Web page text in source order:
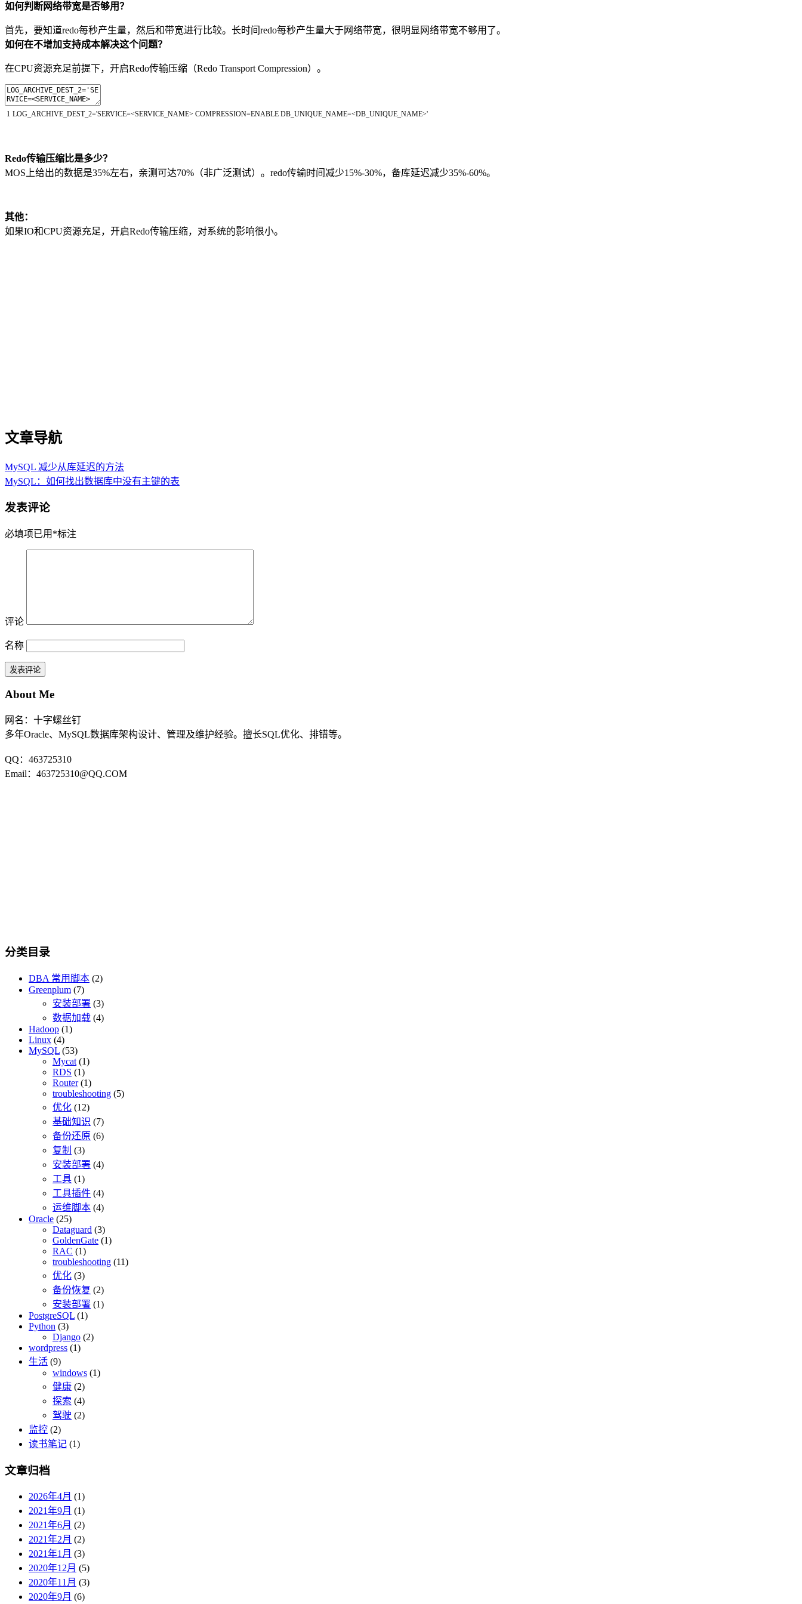
如何判断网络带宽是否够用？
首先，要知道redo每秒产生量，然后和带宽进行比较。长时间redo每秒产生量大于网络带宽，很明显网络带宽不够用了。
如何在不增加支持成本解决这个问题？
在CPU资源充足前提下，开启Redo传输压缩（Redo Transport Compression）。
1 LOG_ARCHIVE_DEST_2='SERVICE=<SERVICE_NAME> COMPRESSION=ENABLE DB_UNIQUE_NAME=<DB_UNIQUE_NAME>'
Redo传输压缩比是多少？
MOS上给出的数据是35%左右，亲测可达70%（非广泛测试）。redo传输时间减少15%-30%，备库延迟减少35%-60%。
其他：
如果IO和CPU资源充足，开启Redo传输压缩，对系统的影响很小。
文章导航
MySQL 减少从库延迟的方法
MySQL：如何找出数据库中没有主键的表
发表评论
必填项已用 *标注
评论
名称
About Me
网名：十字螺丝钉
多年Oracle、MySQL数据库架构设计、管理及维护经验。擅长SQL优化、排错等。
QQ：463725310
Email：463725310@QQ.COM
分类目录
DBA 常用脚本 (2)
Greenplum (7)
安装部署 (3)
数据加载 (4)
Hadoop (1)
Linux (4)
MySQL (53)
Mycat (1)
RDS (1)
Router(1)
troubleshooting (5)
优化 (12)
基础知识 (7)
备份还原 (6)
复制 (3)
安装部署 (4)
工具 (1)
工具插件 (4)
运维脚本 (4)
Oracle (25)
Dataguard (3)
GoldenGate (1)
RAC (1)
troubleshooting (11)
优化 (3)
备份恢复 (2)
安装部署 (1)
PostgreSQL (1)
Python (3)
Django (2)
wordpress (1)
生活 (9)
windows (1)
健康 (2)
探索 (4)
驾驶 (2)
监控 (2)
读书笔记 (1)
文章归档
2026年4月 (1)
2021年9月 (1)
2021年6月 (2)
2021年2月 (2)
2021年1月 (3)
2020年12月 (5)
2020年11月 (3)
2020年9月 (6)